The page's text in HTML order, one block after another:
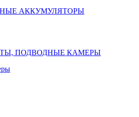
АККУМУЛЯТОРЫ
ПОДВОДНЫЕ КАМЕРЫ